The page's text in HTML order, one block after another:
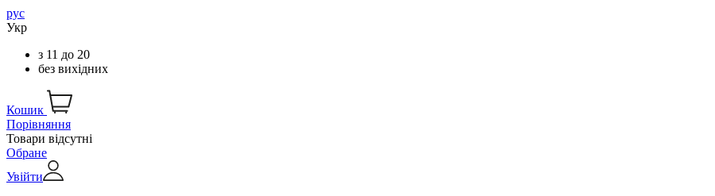
рус
Укр
з 11 до 20
без вихідних
Кошик
Порівняння
Товари відсутні
Обране
Увійти